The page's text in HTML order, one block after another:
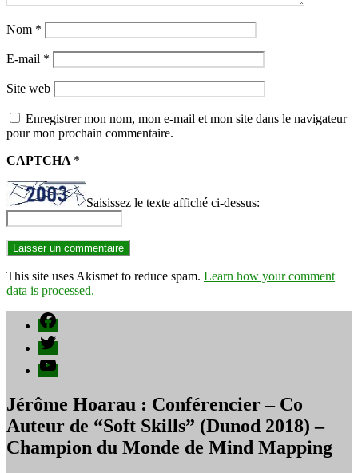
Nom *
E-mail *
Site web
Enregistrer mon nom, mon e-mail et mon site dans le navigateur
pour mon prochain commentaire.
CAPTCHA *
Saisissez le texte affiché ci-dessus:
This site uses Akismet to reduce spam. Learn how your comment
data is processed.
Facebook
Twitter
YouTube
Jérôme Hoarau : Conférencier – Co
Auteur de “Soft Skills” (Dunod 2018) –
Champion du Monde de Mind Mapping